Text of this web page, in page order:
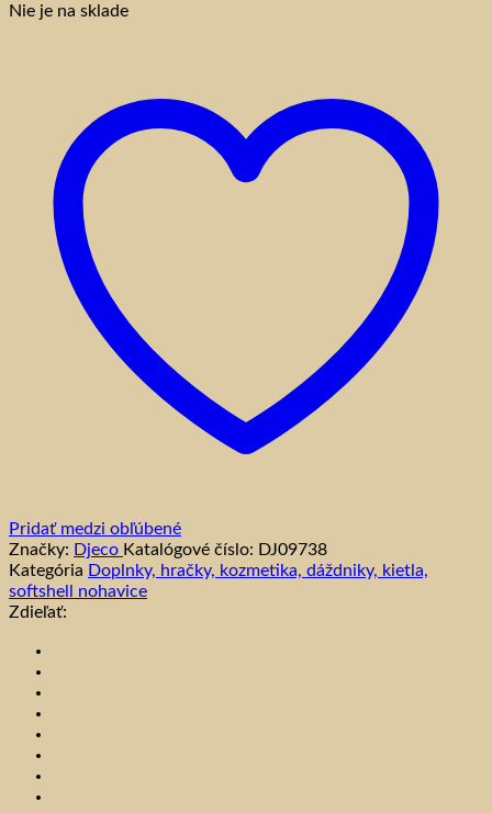
Nie je na sklade
Pridať medzi obľúbené
Značky: Djeco Katalógové číslo: DJ09738
Kategória Doplnky, hračky, kozmetika, dáždniky, kietla,
softshell nohavice
Zdieľať: